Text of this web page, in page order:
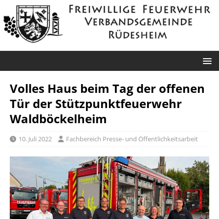
Volles Haus beim Tag der offenen
Tür der Stützpunktfeuerwehr
Waldböckelheim
10. Juli 2022 Fachbereich Presse- und Öffentlichkeitsarbeit